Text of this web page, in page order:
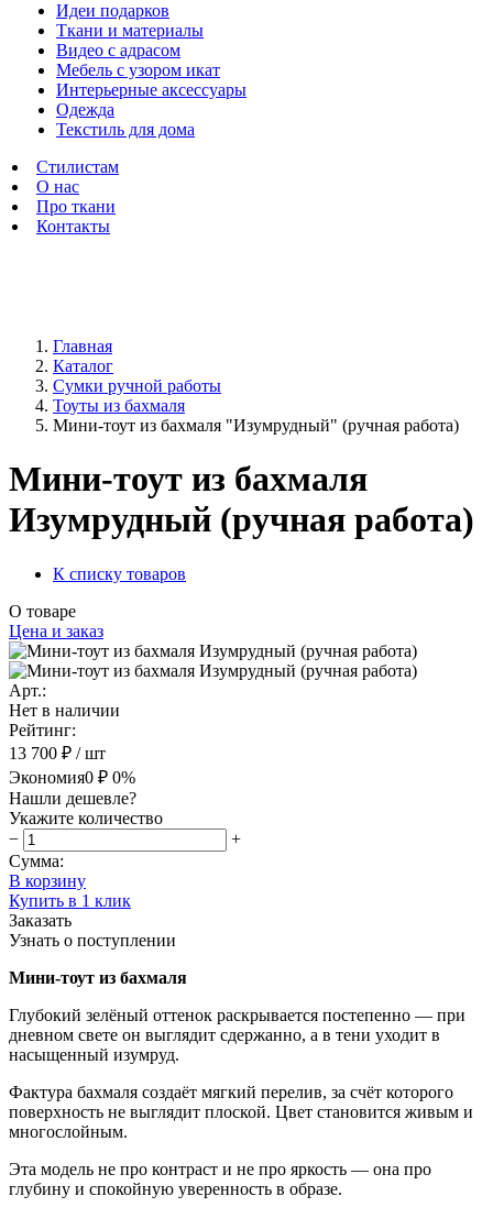
Идеи подарков
Ткани и материалы
Видео с адрасом
Мебель с узором икат
Интерьерные аксессуары
Одежда
Текстиль для дома
Стилистам
О нас
Про ткани
Контакты
Главная
Каталог
Сумки ручной работы
Тоуты из бахмаля
Мини-тоут из бахмаля "Изумрудный" (ручная работа)
Мини-тоут из бахмаля
Изумрудный (ручная работа)
К списку товаров
О товаре
Цена и заказ
Арт.:
Нет в наличии
Рейтинг:
13 700 ₽ / шт
Экономия0 ₽ 0%
Нашли дешевле?
Укажите количество
−
+
Сумма:
В корзину
Купить в 1 клик
Заказать
Узнать о поступлении
Мини-тоут из бахмаля
Глубокий зелёный оттенок раскрывается постепенно — при
дневном свете он выглядит сдержанно, а в тени уходит в
насыщенный изумруд.
Фактура бахмаля создаёт мягкий перелив, за счёт которого
поверхность не выглядит плоской. Цвет становится живым и
многослойным.
Эта модель не про контраст и не про яркость — она про
глубину и спокойную уверенность в образе.